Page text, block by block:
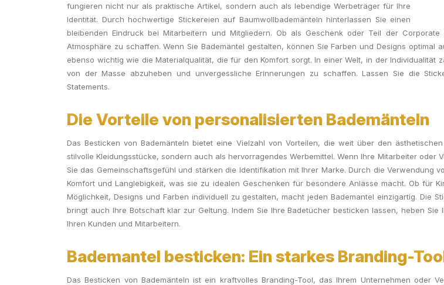
fungieren nicht nur als praktische Artikel, sondern auch als lebendige Werbeträger für Ihre
Identität. Durch hochwertige Stickereien auf Baumwollbademänteln hinterlassen Sie einen
bleibenden Eindruck bei Mitarbeitern und Mitgliedern. Ob als Geschenk oder Teil der
Atmosphäre zu schaffen. Wenn Sie Bademäntel gestalten, können Sie Farben und Designs
ebenso wichtig wie die Materialqualität, die für den Komfort sorgt. In einer Welt, in der Individualität
von der Masse abzuheben und unvergessliche Erinnerungen zu schaffen. Lassen Sie die
Statements.
Die Vorteile von personalisierten Bademänteln
Das Besticken von Bademänteln bietet eine Vielzahl von Vorteilen, die weit über den
stilvolle Kleidungsstücke, sondern auch als hervorragendes Werbemittel. Wenn Ihre Mitarbeiter
Sie das Gemeinschaftsgefühl und stärken die Identifikation mit Ihrer Marke. Durch die Verwendung
Komfort und Langlebigkeit, was sie zu idealen Geschenken für besondere Anlässe macht. Ob für
Möglichkeit, Designs und Farben individuell zu gestalten, macht jeden Bademantel einzigartig. Die
bringt auch Ihre Botschaft klar zur Geltung. Indem Sie Ihre Badetücher besticken lassen, heben
Ihren Kunden und Mitarbeitern.
Bademantel besticken: Ein starkes Branding-
Das Besticken von Bademänteln ist ein kraftvolles Branding-Tool, das Ihrem Unternehmen oder